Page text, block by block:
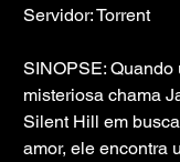
Servidor: Torrent
SINOPSE: Quando
misteriosa chama
Silent Hill em
amor, ele encontra